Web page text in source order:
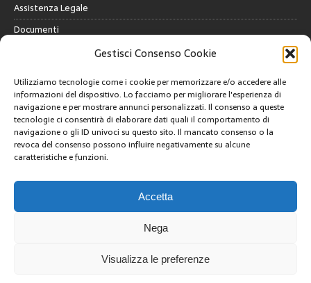
Gestisci Consenso Cookie
Utilizziamo tecnologie come i cookie per memorizzare e/o accedere alle
informazioni del dispositivo. Lo facciamo per migliorare l'esperienza di
navigazione e per mostrare annunci personalizzati. Il consenso a queste
tecnologie ci consentirà di elaborare dati quali il comportamento di
navigazione o gli ID univoci su questo sito. Il mancato consenso o la
revoca del consenso possono influire negativamente su alcune
caratteristiche e funzioni.
Accetta
Nega
Visualizza le preferenze
Assistenza Legale
Documenti
CREATIVE COMMONS
Questa opera è concessa in licenza con i termini